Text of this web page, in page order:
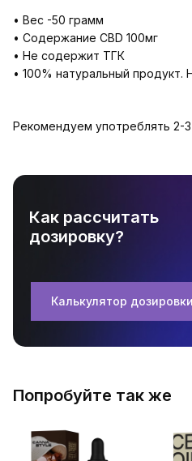
• Вес -50 грамм
• Содержание CBD 100мг
• Не содержит ТГК
• 100% натуральный
Рекомендуем употреблять 2-
Как рассчитать
дозировку?
Калькулятор дозировки
Попробуйте так же